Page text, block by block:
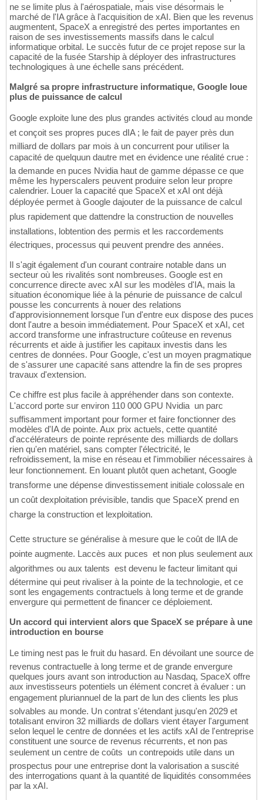
ne se limite plus à l'aérospatiale, mais vise désormais le
marché de l'IA grâce à l'acquisition de xAI. Bien que les revenus
augmentent, SpaceX a enregistré des pertes importantes en
raison de ses investissements massifs dans le calcul
informatique orbital. Le succès futur de ce projet repose sur la
capacité de la fusée Starship à déployer des infrastructures
technologiques à une échelle sans précédent.
Malgré sa propre infrastructure informatique, Google loue
plus de puissance de calcul
Google exploite lune des plus grandes activités cloud au monde
et conçoit ses propres puces dIA ; le fait de payer près dun
milliard de dollars par mois à un concurrent pour utiliser la
capacité de quelquun dautre met en évidence une réalité crue :
la demande en puces Nvidia haut de gamme dépasse ce que
même les hyperscalers peuvent produire selon leur propre
calendrier. Louer la capacité que SpaceX et xAI ont déjà
déployée permet à Google dajouter de la puissance de calcul
plus rapidement que dattendre la construction de nouvelles
installations, lobtention des permis et les raccordements
électriques, processus qui peuvent prendre des années.
Il s'agit également d'un courant contraire notable dans un
secteur où les rivalités sont nombreuses. Google est en
concurrence directe avec xAI sur les modèles d'IA, mais la
situation économique liée à la pénurie de puissance de calcul
pousse les concurrents à nouer des relations
d'approvisionnement lorsque l'un d'entre eux dispose des puces
dont l'autre a besoin immédiatement. Pour SpaceX et xAI, cet
accord transforme une infrastructure coûteuse en revenus
récurrents et aide à justifier les capitaux investis dans les
centres de données. Pour Google, c'est un moyen pragmatique
de s'assurer une capacité sans attendre la fin de ses propres
travaux d'extension.
Ce chiffre est plus facile à appréhender dans son contexte.
L'accord porte sur environ 110 000 GPU Nvidia  un parc
suffisamment important pour former et faire fonctionner des
modèles d'IA de pointe. Aux prix actuels, cette quantité
d'accélérateurs de pointe représente des milliards de dollars
rien qu'en matériel, sans compter l'électricité, le
refroidissement, la mise en réseau et l'immobilier nécessaires à
leur fonctionnement. En louant plutôt quen achetant, Google
transforme une dépense dinvestissement initiale colossale en
un coût dexploitation prévisible, tandis que SpaceX prend en
charge la construction et lexploitation.
Cette structure se généralise à mesure que le coût de lIA de
pointe augmente. Laccès aux puces  et non plus seulement aux
algorithmes ou aux talents  est devenu le facteur limitant qui
détermine qui peut rivaliser à la pointe de la technologie, et ce
sont les engagements contractuels à long terme et de grande
envergure qui permettent de financer ce déploiement.
Un accord qui intervient alors que SpaceX se prépare à une
introduction en bourse
Le timing nest pas le fruit du hasard. En dévoilant une source de
revenus contractuelle à long terme et de grande envergure
quelques jours avant son introduction au Nasdaq, SpaceX offre
aux investisseurs potentiels un élément concret à évaluer : un
engagement pluriannuel de la part de lun des clients les plus
solvables au monde. Un contrat s'étendant jusqu'en 2029 et
totalisant environ 32 milliards de dollars vient étayer l'argument
selon lequel le centre de données et les actifs xAI de l'entreprise
constituent une source de revenus récurrents, et non pas
seulement un centre de coûts  un contrepoids utile dans un
prospectus pour une entreprise dont la valorisation a suscité
des interrogations quant à la quantité de liquidités consommées
par la xAI.